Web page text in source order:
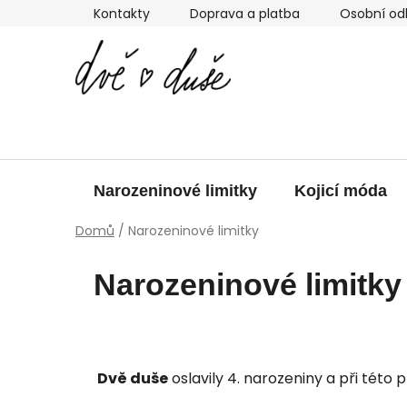
Kontakty Doprava a platba Osobní
Narozeninové limitky Kojicí móda
Domů / Narozeninové limitky
Narozeninové limitky
Dvě dušeoslavily 4. narozeniny a při této